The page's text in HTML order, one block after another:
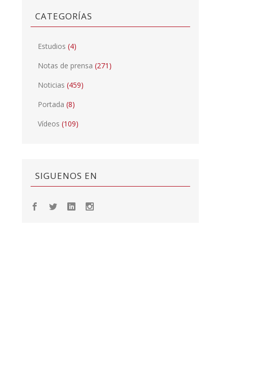
CATEGORÍAS
Estudios (4)
Notas de prensa (271)
Noticias (459)
Portada (8)
Vídeos (109)
SIGUENOS EN